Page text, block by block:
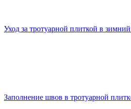
Уход за тротуарной плиткой в
Заполнение швов в тротуарной